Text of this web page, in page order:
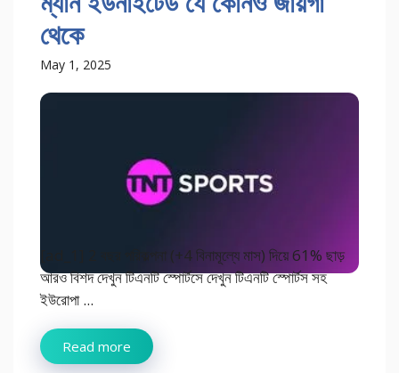
থেকে
May 1, 2025
[ad_1] 2 বছর পরিকল্পনা (+4 বিনামূল্যে মাস) দিয়ে 61% ছাড়
আরও বিশদ দেখুন টিএনটি স্পোর্টসে দেখুন টিএনটি স্পোর্টস সহ
ইউরোপা ...
Read more